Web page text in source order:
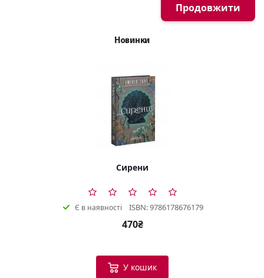
Продовжити
Новинки
Сирени
Є в наявності ISBN: 9786178676179
470₴
У кошик